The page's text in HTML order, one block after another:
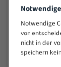
80 - 180
130 -
350
Notwendige
Notwendige
von
nicht in der
speichern